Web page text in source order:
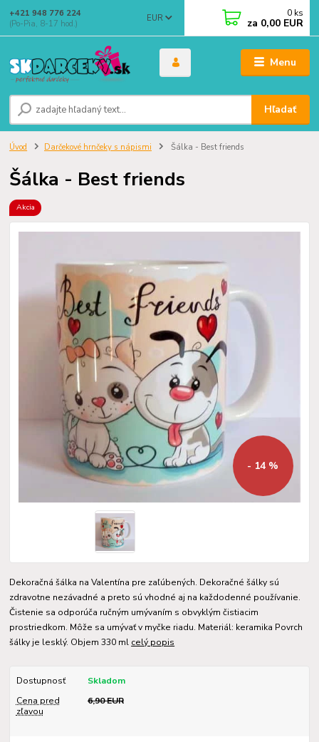
Menu
EUR
Hľadať
+421 948 776 224
(Po-Pia, 8-17 hod.)
0 ks
za 0,00 EUR
Úvod Darčekové hrnčeky s nápismi Šálka - Best friends
Šálka - Best friends
Akcia
- 14 %
Dekoračná šálka na Valentína pre zaľúbených. Dekoračné šálky sú
zdravotne nezávadné a preto sú vhodné aj na každodenné používanie.
Čistenie sa odporúča ručným umývaním s obvyklým čistiacim
prostriedkom. Môže sa umývať v myčke riadu. Materiál: keramika Povrch
šálky je lesklý. Objem 330 ml celý popis
Dostupnosť
Skladom
Cena pred
zľavou
6,90 EUR